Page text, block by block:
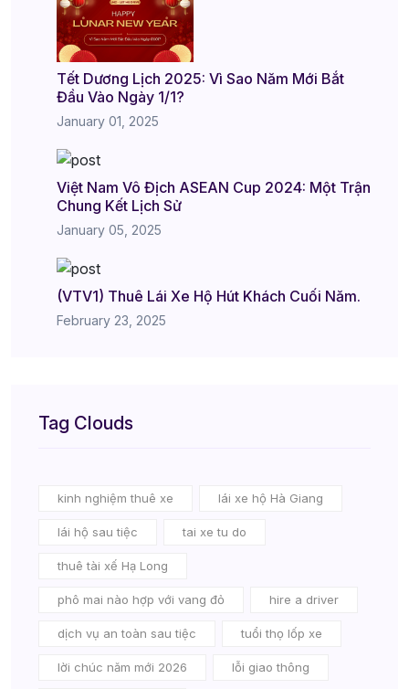
Tết Dương Lịch 2025: Vì Sao Năm Mới Bắt
Đầu Vào Ngày 1/1?
January 01, 2025
Việt Nam Vô Địch ASEAN Cup 2024: Một Trận
Chung Kết Lịch Sử
January 05, 2025
(VTV1) Thuê Lái Xe Hộ Hút Khách Cuối Năm.
February 23, 2025
Tag Clouds
kinh nghiệm thuê xe lái xe hộ Hà Giang
lái hộ sau tiệc tai xe tu do
thuê tài xế Hạ Long
phô mai nào hợp với vang đỏ hire a driver
dịch vụ an toàn sau tiệc tuổi thọ lốp xe
lời chúc năm mới 2026 lỗi giao thông